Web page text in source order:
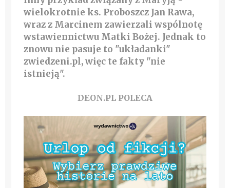
wielokrotnie ks. Proboszcz Jan Rawa,
wraz z Marcinem zawierzali wspólnotę
wstawiennictwu Matki Bożej. Jednak to
znowu nie pasuje to "układanki"
zwiedzeni.pl, więc te fakty "nie
istnieją".
DEON.PL POLECA